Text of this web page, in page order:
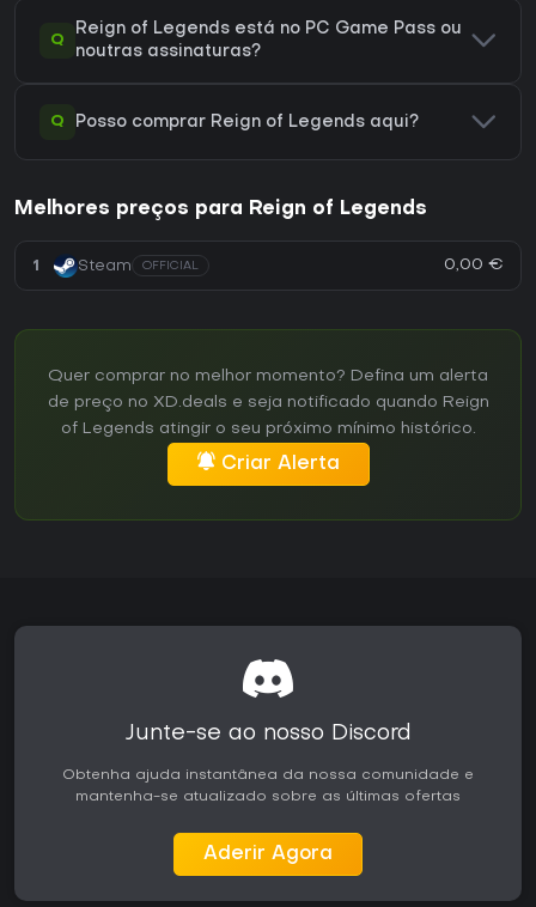
Q
Reign of Legends está no PC Game Pass ou
noutras assinaturas?
Q Posso comprar Reign of Legends aqui?
Melhores preços para Reign of Legends
1 Steam OFFICIAL 0,00 €
Quer comprar no melhor momento? Defina um alerta
de preço no XD.deals e seja notificado quando Reign
of Legends atingir o seu próximo mínimo histórico.
Criar Alerta
Junte-se ao nosso Discord
Obtenha ajuda instantânea da nossa comunidade e
mantenha-se atualizado sobre as últimas ofertas
Aderir Agora